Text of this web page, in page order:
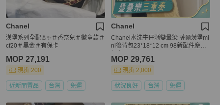
Chanel
漢堡系列全配⚓️✨＃香奈兒＃徽章款＃
cf20＃黑金＃有保卡
MOP 27,191
現折 200
近新閒置品 台灣 免運
Chanel
Chanel水洗牛仔漸變暈染 薩爾茨堡mi
ni後背包23*18*12 cm 98新配件塵袋
MOP 29,761
現折 2,000
狀況良好 台灣 免運